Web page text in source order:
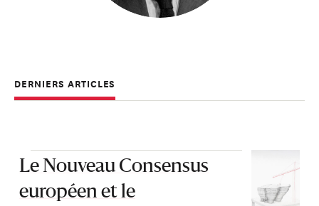
DERNIERS ARTICLES
Le Nouveau Consensus
européen et le